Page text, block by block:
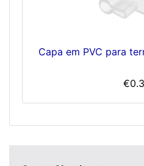
Capa em PVC para